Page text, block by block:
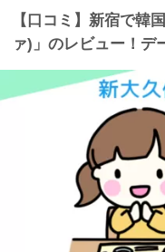
【口コミ】新宿で韓
ァ)」のレビュー！デ